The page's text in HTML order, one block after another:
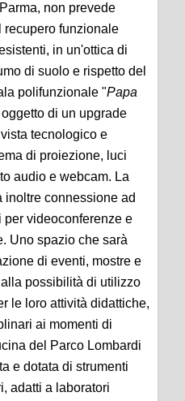
non prevede
recupero funzionale
in un'ottica di
di suolo e rispetto del
polifunzionale "Papa
di un upgrade
tecnologico e
di proiezione, luci
audio e webcam. La
inoltre connessione ad
per videoconferenze e
Uno spazio che sarà
di eventi, mostre e
possibilità di utilizzo
le loro attività didattiche,
ai momenti di
del Parco Lombardi
e dotata di strumenti
adatti a laboratori